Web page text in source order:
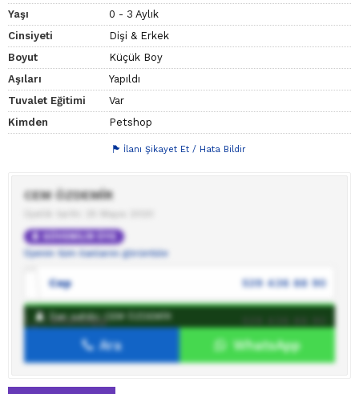
Yaşı
0 - 3 Aylık
Cinsiyeti
Dişi & Erkek
Boyut
Küçük Boy
Aşıları
Yapıldı
Tuvalet Eğitimi
Var
Kimden
Petshop
İlanı Şikayet Et / Hata Bildir
CEM ÖZDEMİR
Üyenin tüm ilanlarını görüntüle
Cep 539 436 88 90
WhatsApp
İlan sahibine mesaj gönder
İlan sahibi: CEM ÖZDEMİR
Ara WhatsApp